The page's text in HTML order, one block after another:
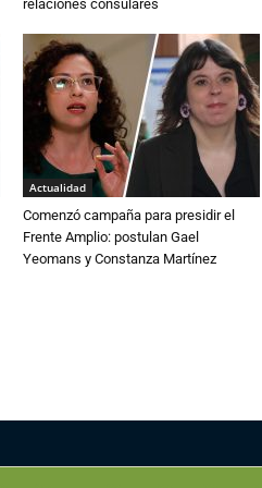
relaciones consulares
Actualidad
Comenzó campaña para presidir el
Frente Amplio: postulan Gael
Yeomans y Constanza Martínez